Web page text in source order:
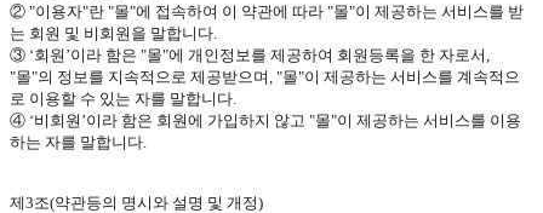
② "이용자"란 "몰"에 접속하여 이 약관에 따라 "몰"이 제공하는 서비스를 받
는 회원 및 비회원을 말합니다
③ ‘회원’이라 함은 "몰"에 개인정보를 제공하여 회원등록을 한 자로서
"몰"의 정보를 지속적으로 제공받으며 , "몰"이 제공하는 서비스를 계속적으
로 이용할 수 있는 자를 말합니다
④ ‘비회원’이라 함은 회원에 가입하지 않고 "몰"이 제공하는 서비스를 이용
하는 자를 말합니다
제3조(약관등의 명시와 설명 및 개정)